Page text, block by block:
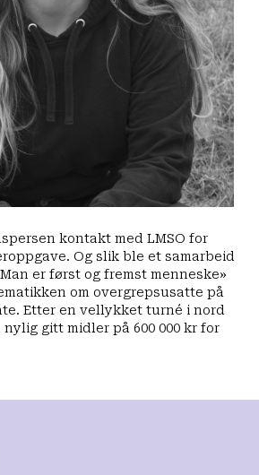
kontakt med LMSO for
Og slik ble et samarbeid
er først og fremst menneske»
om overgrepsusatte på
Etter en vellykket turné i nord
gitt midler på 600 000 kr for